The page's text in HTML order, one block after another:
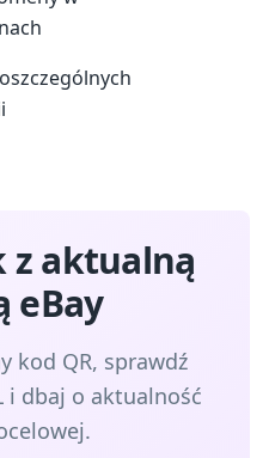
z aktualną
eBay
kod QR, sprawdź
i dbaj o aktualność